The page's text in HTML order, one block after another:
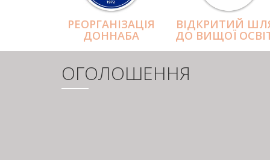
РЕОРГАНІЗАЦІЯ
ДОННАБА
ВІДКРИТИЙ
ДО ВИЩОЇ
ОГОЛОШЕННЯ